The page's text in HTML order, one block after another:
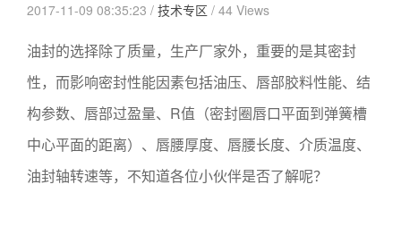
2017-11-09 08:35:23 / 技术专区 / 44 Views
油封的选择除了质量，生产厂家外，重要的是其密封
性，而影响密封性能因素包括油压、唇部胶料性能、结
构参数、唇部过盈量、R值（密封圈唇口平面到弹簧槽
中心平面的距离）、唇腰厚度、唇腰长度、介质温度、
油封轴转速等，不知道各位小伙伴是否了解呢？